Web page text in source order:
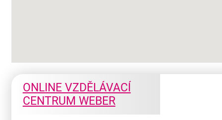
ONLINE VZDĚLÁVACÍ
CENTRUM WEBER